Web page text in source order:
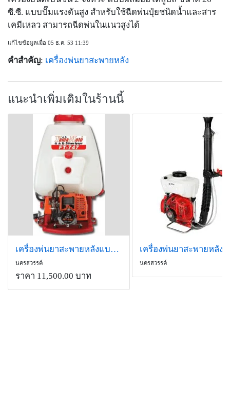
ซี.ซี. แบบปั๊มแรงดันสูง สำหรับใช้ฉีดพ่นปุ๋ยชนิดน้ำและสาร
เคมีเหลว สามารถฉีดพ่นในแนวสูงได้
แก้ไขข้อมูลเมื่อ 05 ธ.ค. 53 11:39
คำสำคัญ: เครื่องพ่นยาสะพายหลัง
แนะนำเพิ่มเติมในร้านนี้
เครื่องพ่นยาสะพายหลังแบบปั๊มแรงดัน YAMAMOTO รุ่นFT 747/328
นครสวรรค์
ราคา 11,500.00 บาท
นครสวรรค์